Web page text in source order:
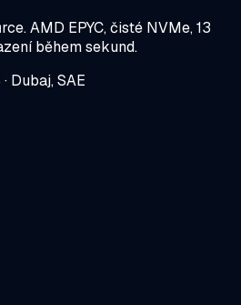
AMD EPYC, čisté NVMe, 13
během sekund.
Dubaj, SAE